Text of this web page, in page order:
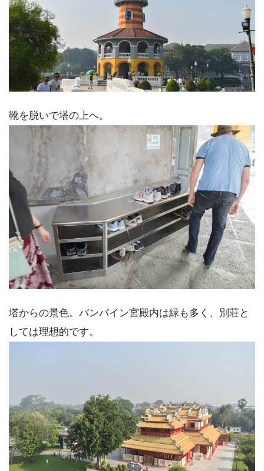
靴を脱いで塔の上へ。
塔からの景色。バンパイン宮殿内は緑も多く、別荘と
しては理想的です。